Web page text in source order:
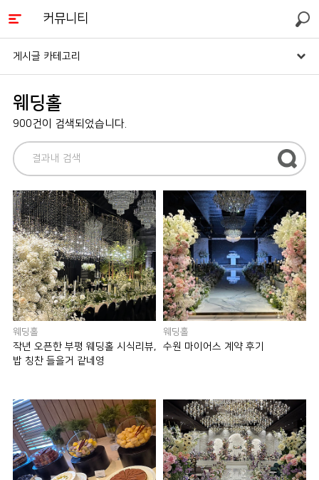
커뮤니티 검색
게시글 카테고리
웨딩홀
900건이 검색되었습니다.
웨딩홀
작년 오픈한 부평 웨딩홀 시식리뷰,
밥 칭찬 들을거 같네영
웨딩홀
수원 마이어스 계약 후기